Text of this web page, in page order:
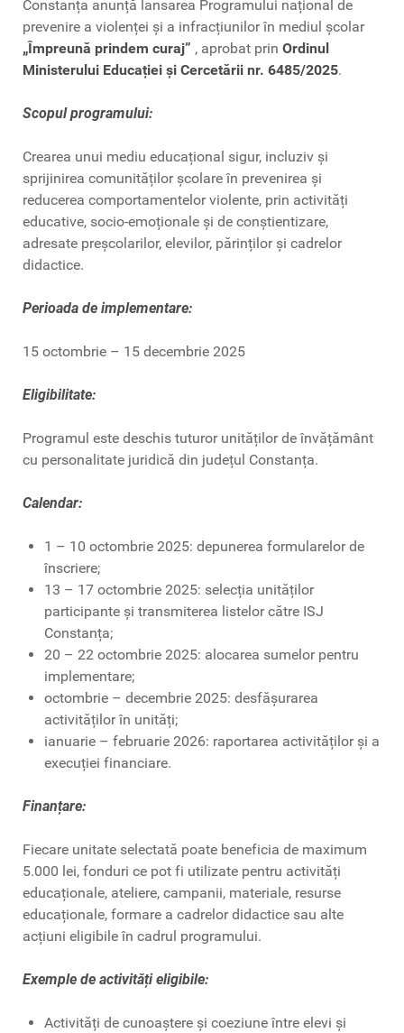
Constanța anunță lansarea Programului național de
prevenire a violenței și a infracțiunilor în mediul școlar
„Împreună prindem curaj” , aprobat prin Ordinul
Ministerului Educației și Cercetării nr. 6485/2025.
Scopul programului:
Crearea unui mediu educațional sigur, incluziv și
sprijinirea comunităților școlare în prevenirea și
reducerea comportamentelor violente, prin activități
educative, socio-emoționale și de conștientizare,
adresate preșcolarilor, elevilor, părinților și cadrelor
didactice.
Perioada de implementare:
15 octombrie – 15 decembrie 2025
Eligibilitate:
Programul este deschis tuturor unităților de învățământ
cu personalitate juridică din județul Constanța.
Calendar:
1 – 10 octombrie 2025: depunerea formularelor de
înscriere;
13 – 17 octombrie 2025: selecția unităților
participante și transmiterea listelor către ISJ
Constanța;
20 – 22 octombrie 2025: alocarea sumelor pentru
implementare;
octombrie – decembrie 2025: desfășurarea
activităților în unități;
ianuarie – februarie 2026: raportarea activităților și a
execuției financiare.
Finanțare:
Fiecare unitate selectată poate beneficia de maximum
5.000 lei, fonduri ce pot fi utilizate pentru activități
educaționale, ateliere, campanii, materiale, resurse
educaționale, formare a cadrelor didactice sau alte
acțiuni eligibile în cadrul programului.
Exemple de activități eligibile:
Activități de cunoaștere și coeziune între elevi și